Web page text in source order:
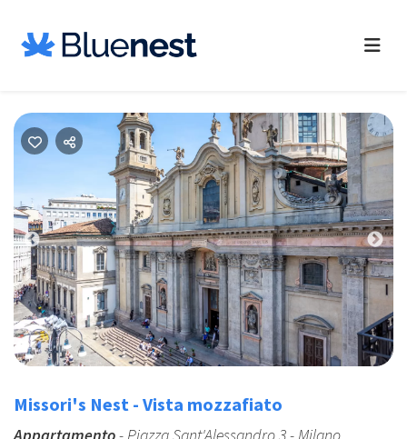
Previous
Missori's Nest - Vista mozzafiato